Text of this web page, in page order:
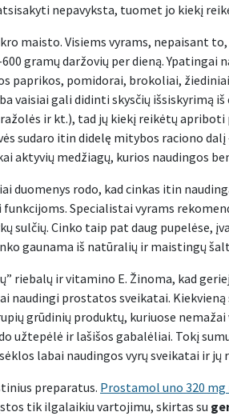
nepavyksta, tuomet jo kiekį
maisto. Visiems vyrams, nepaisant to,
gramų daržovių per dieną.
paprikos, pomidorai, brokoliai,
vaisiai gali didinti skysčių išsiskyrimą
ir kt.), tad jų kiekį reikėtų apriboti
sudaro itin didelę mitybos raciono
aktyvių medžiagų, kurios naudingos
duomenys rodo, kad cinkas itin
Specialistai vyrams
sulčių. Cinko taip pat daug pupelėse,
gaunama iš natūralių ir maistingų
riebalų ir vitamino E. Žinoma, kad
naudingi prostatos sveikatai.
grūdinių produktų, kuriuose
užtepėlė ir lašišos gabalėliai. Tokį
labai naudingos vyrų sveikatai ir jų
preparatus. Prostamol uno 320
tik ilgalaikiu vartojimu, skirtas su